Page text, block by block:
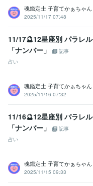
子育ての悩み
占い 【魂の気質から読み
ためのお手伝い♡♪】
魂鑑定
魂鑑定士 子育てかぁちゃん
2025/11/17 07:48
11/17🔮12星座別 パラレ
「ナンバー」
記事
占い
魂鑑定士 子育てかぁちゃん
2025/11/16 07:32
11/16🔮12星座別 パラレ
「ナンバー」
記事
占い
魂鑑定士 子育てかぁちゃん
2025/11/15 09:33